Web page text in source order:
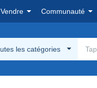
Vendre Communauté
les catégories